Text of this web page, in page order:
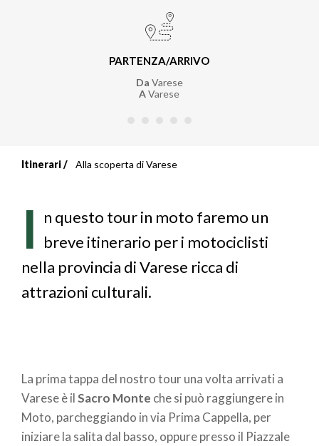
PARTENZA/ARRIVO
Da Varese
AVarese
Briciole
di
pane
Itinerari Alla scoperta di Varese
I n questo tour in moto faremo un
breve itinerario per i motociclisti
nella provincia di Varese ricca di
attrazioni culturali.
La prima tappa del nostro tour una volta arrivati a
Varese è ilSacro Monte che si può raggiungere in
Moto, parcheggiando in via Prima Cappella, per
iniziare la salita dal basso, oppure presso il Piazzale